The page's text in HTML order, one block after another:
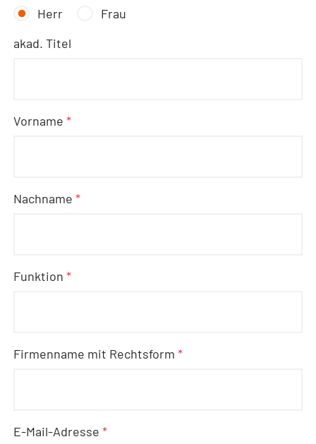
Herr
Frau
akad. Titel
Vorname*
Nachname*
Funktion*
Firmenname mit Rechtsform*
E-Mail-Adresse*